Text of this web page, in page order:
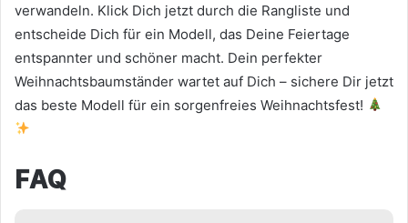
verwandeln. Klick Dich jetzt durch die Rangliste und
entscheide Dich für ein Modell, das Deine Feiertage
entspannter und schöner macht. Dein perfekter
Weihnachtsbaumständer wartet auf Dich – sichere Dir jetzt
das beste Modell für ein sorgenfreies Weihnachtsfest!
FAQ